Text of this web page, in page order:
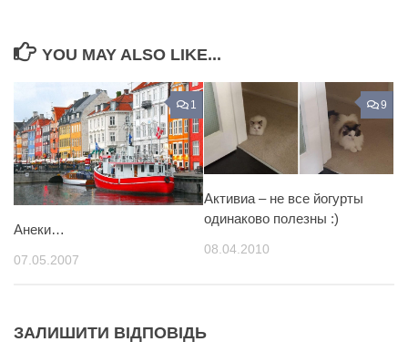
YOU MAY ALSO LIKE...
1
Анеки…
07.05.2007
9
Активиа – не все йогурты
одинаково полезны :)
08.04.2010
ЗАЛИШИТИ ВІДПОВІДЬ